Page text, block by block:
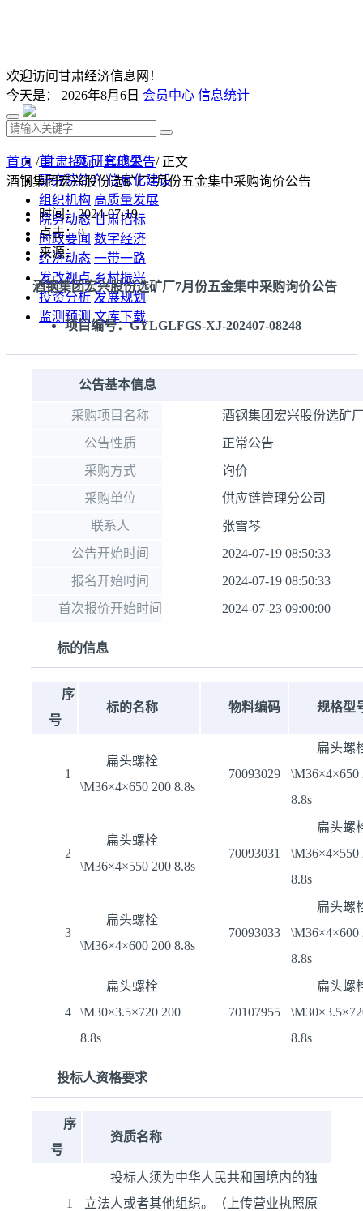
欢迎访问甘肃经济信息网！
今天是： 2026年8月6日 会员中心 信息统计
首 页 研究成果
研究院简介 信息化建设
组织机构 高质量发展
院务动态 甘肃招标
时政要闻 数字经济
经济动态 一带一路
发改视点 乡村振兴
投资分析 发展规划
监测预测 文库下载
首页 /甘肃招标/其他公告/ 正文
酒钢集团宏兴股份选矿厂7月份五金集中采购询价公告
时间：2024-07-19
点击：0
来源：
酒钢集团宏兴股份选矿厂7月份五金集中采购询价公告
项目编号：GYLGLFGS-XJ-202407-08248
公告基本信息
采购项目名称
酒钢集团宏兴股份选矿
公告性质
正常公告
采购方式
询价
采购单位
供应链管理分公司
联系人
张雪琴
公告开始时间
2024-07-19 08:50:33
报名开始时间
2024-07-19 08:50:33
首次报价开始时间
2024-07-23 09:00:00
标的信息
序
号
标的名称 物料编码 规格型
1
扁头螺栓
\M36×4×650 200 8.8s
70093029
扁头螺
\M36×4×650
8.8s
2
扁头螺栓
\M36×4×550 200 8.8s
70093031
扁头螺
\M36×4×550
8.8s
3
扁头螺栓
\M36×4×600 200 8.8s
70093033
扁头螺
\M36×4×600
8.8s
4
扁头螺栓
\M30×3.5×720 200
8.8s
70107955
扁头螺
8.8s
投标人资格要求
序
号
资质名称
1
投标人须为中华人民共和国境内的独
立法人或者其他组织。（上传营业执照原